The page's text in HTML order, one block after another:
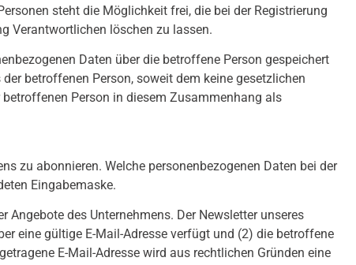
steht die Möglichkeit frei, die bei der Registrierung
Verantwortlichen löschen zu lassen.
Daten über die betroffene Person gespeichert
betroffenen Person, soweit dem keine gesetzlichen
Person in diesem Zusammenhang als
zu abonnieren. Welche personenbezogenen Daten bei der
Eingabemaske.
des Unternehmens. Der Newsletter unseres
eine gültige E-Mail-Adresse verfügt und (2) die betroffene
E-Mail-Adresse wird aus rechtlichen Gründen eine